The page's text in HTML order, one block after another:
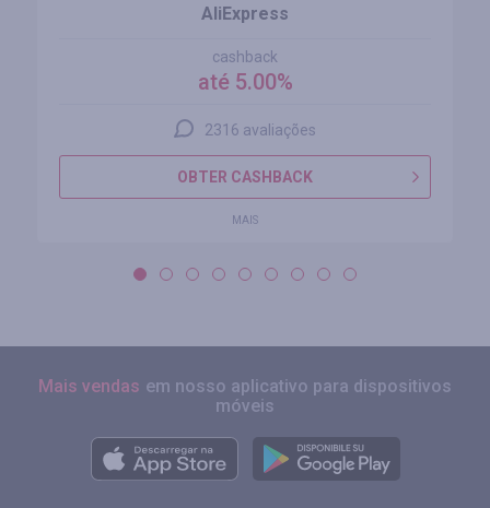
AliExpress
cashback
até 5.00%
2316 avaliações
OBTER CASHBACK
MAIS
Mais vendas em nosso aplicativo para dispositivos
móveis